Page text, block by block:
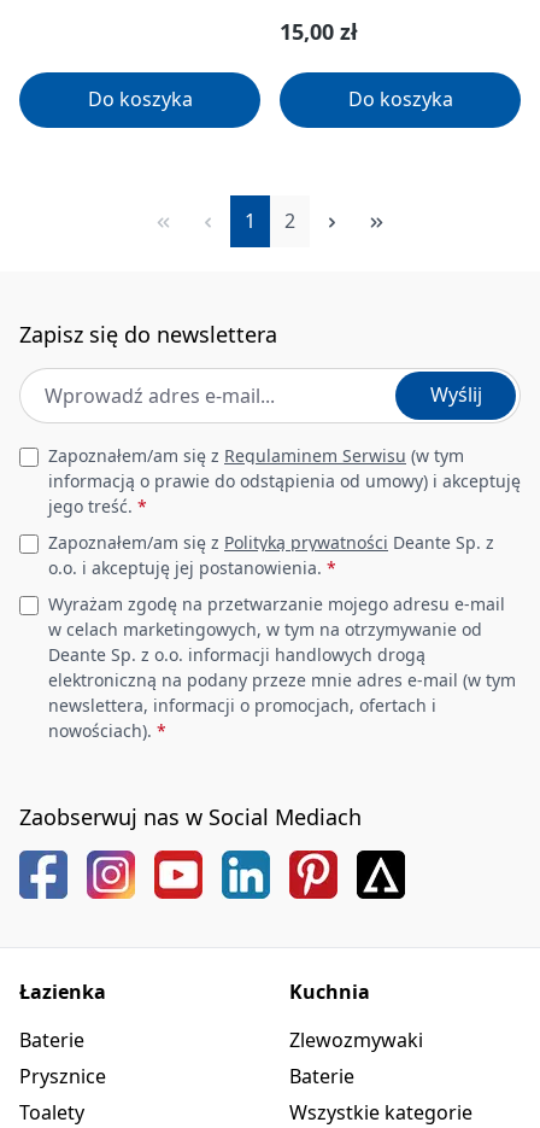
Do koszyka
Cena regularna:
15,00 zł
Do koszyka
Strona
1 Strona
2
Zapisz się do newslettera
Adres e-mail *
Wyślij
Leave this field empty
Zapoznałem/am się z Regulaminem Serwisu (w tym
informacją o prawie do odstąpienia od umowy) i akceptuję
jego treść. *
Zapoznałem/am się z Polityką prywatności Deante Sp. z
o.o. i akceptuję jej postanowienia. *
Wyrażam zgodę na przetwarzanie mojego adresu e-mail
w celach marketingowych, w tym na otrzymywanie od
Deante Sp. z o.o. informacji handlowych drogą
elektroniczną na podany przeze mnie adres e-mail (w tym
newslettera, informacji o promocjach, ofertach i
nowościach). *
Zaobserwuj nas w Social Mediach
Łazienka
Baterie
Prysznice
Toalety
Kuchnia
Zlewozmywaki
Baterie
Wszystkie kategorie